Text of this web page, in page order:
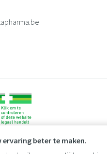
ervaring beter te maken.